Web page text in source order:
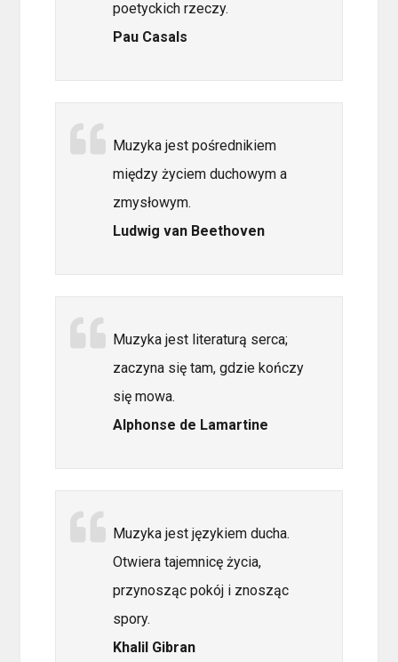
poetyckich rzeczy.
Pau Casals
Muzyka jest pośrednikiem
między życiem duchowym a
zmysłowym.
Ludwig van Beethoven
Muzyka jest literaturą serca;
zaczyna się tam, gdzie kończy
się mowa.
Alphonse de Lamartine
Muzyka jest językiem ducha.
Otwiera tajemnicę życia,
przynosząc pokój i znosząc
spory.
Khalil Gibran